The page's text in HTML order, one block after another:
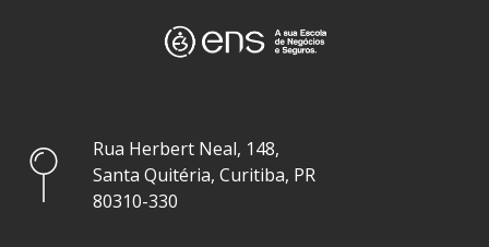
Rua Herbert Neal, 148,
Santa Quitéria, Curitiba, PR
80310-330